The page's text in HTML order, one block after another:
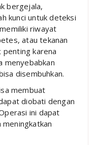
bergejala,
kunci untuk deteksi
riwayat
atau tekanan
penting karena
menyebabkan
disembuhkan.
membuat
diobati dengan
ini dapat